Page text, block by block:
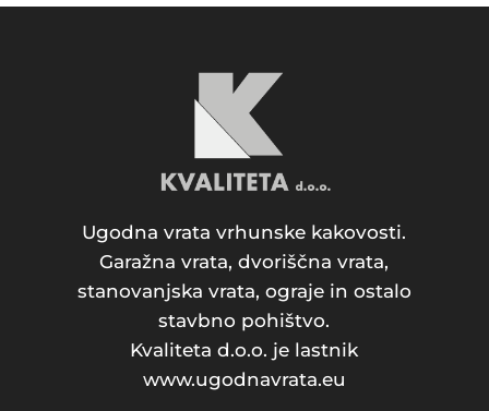
Ugodna vrata vrhunske kakovosti.
Garažna vrata, dvoriščna vrata,
stanovanjska vrata, ograje in ostalo
stavbno pohištvo.
Kvaliteta d.o.o. je lastnik
www.ugodnavrata.eu